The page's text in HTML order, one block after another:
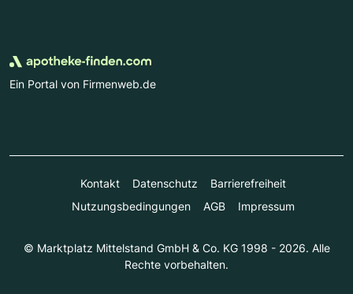
Ein Portal von Firmenweb.de
Kontakt Datenschutz
Barrierefreiheit
Nutzungsbedingungen
AGB Impressum
© Marktplatz Mittelstand GmbH & Co. KG 1998 - 2026. Alle
Rechte vorbehalten.